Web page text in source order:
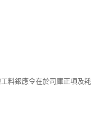
料銀應令在於司庫正項及耗